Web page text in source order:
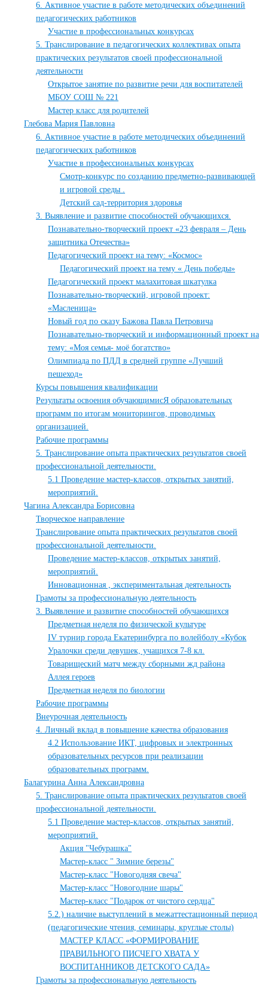
6. Активное участие в работе методических объединений
педагогических работников
Участие в профессиональных конкурсах
5. Транслирование в педагогических коллективах опыта
практических результатов своей профессиональной
деятельности
Открытое занятие по развитие речи для воспитателей
МБОУ СОШ № 221
Мастер класс для родителей
Глебова Мария Павловна
6. Активное участие в работе методических объединений
педагогических работников
Участие в профессиональных конкурсах
Смотр-конкурс по созданию предметно-развивающей
и игровой среды .
Детский сад-территория здоровья
3. Выявление и развитие способностей обучающихся.
Познавательно-творческий проект «23 февраля – День
защитника Отечества»
Педагогический проект на тему: «Космос»
Педагогический проект на тему « День победы»
Педагогический проект малахитовая шкатулка
Познавательно-творческий, игровой проект:
«Масленица»
Новый год по сказу Бажова Павла Петровича
Познавательно-творческий и информационный проект на
тему: «Моя семья- моё богатство»
Олимпиада по ПДД в средней группе «Лучший
пешеход»
Курсы повышения квалификации
Результаты освоения обучающимисЯ образовательных
программ по итогам мониторингов, проводимых
организацией.
Рабочие программы
5. Транслирование опыта практических результатов своей
профессиональной деятельности.
5.1 Проведение мастер-классов, открытых занятий,
мероприятий.
Чагина Александра Борисовна
Творческое направление
Транслирование опыта практических результатов своей
профессиональной деятельности.
Проведение мастер-классов, открытых занятий,
мероприятий.
Инновационная , экспериментальная деятельность
Грамоты за профессиональную деятельность
3. Выявление и развитие способностей обучающихся
Предметная неделя по физической культуре
IV турнир города Екатеринбурга по волейболу «Кубок
Уралочки среди девушек, учащихся 7-8 кл.
Товарищеский матч между сборными жд района
Аллея героев
Предметная неделя по биологии
Рабочие программы
Внеурочная деятельность
4. Личный вклад в повышение качества образования
4.2 Использование ИКТ, цифровых и электронных
образовательных ресурсов при реализации
образовательных программ.
Балагурина Анна Александровна
5. Транслирование опыта практических результатов своей
профессиональной деятельности.
5.1 Проведение мастер-классов, открытых занятий,
мероприятий.
Акция "Чебурашка"
Мастер-класс " Зимние березы"
Мастер-класс "Новогодняя свеча"
Мастер-класс "Новогодние шары"
Мастер-класс "Подарок от чистого сердца"
5.2.) наличие выступлений в межаттестационный период
(педагогические чтения, семинары, круглые столы)
МАСТЕР КЛАСС «ФОРМИРОВАНИЕ
ПРАВИЛЬНОГО ПИСЧЕГО ХВАТА У
ВОСПИТАННИКОВ ДЕТСКОГО САДА»
Грамоты за профессиональную деятельность